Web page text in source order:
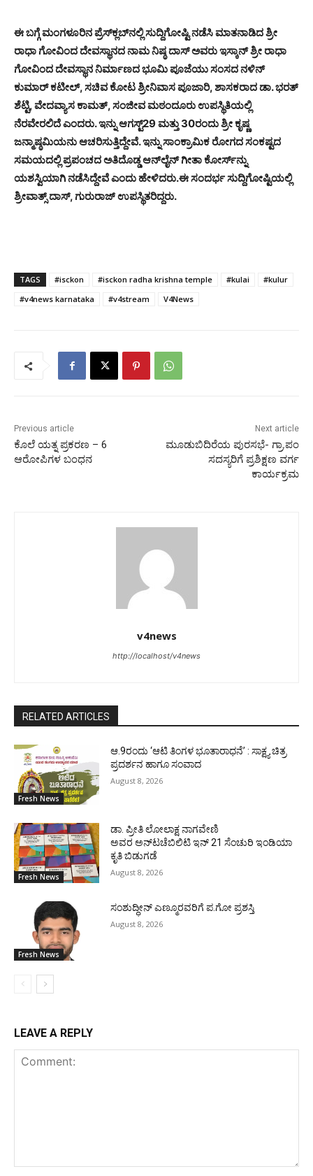
ಈ ಬಗ್ಗೆ ಮಂಗಳೂರಿನ ಪ್ರೆಸ್‌ಕ್ಲಬ್‌ನಲ್ಲಿ ಸುದ್ದಿಗೋಷ್ಟಿ ನಡೆಸಿ ಮಾತನಾಡಿದ ಶ್ರೀ
ರಾಧಾ ಗೋವಿಂದ ದೇವಸ್ಥಾನದ ನಾಮ ನಿಷ್ಠ ದಾಸ್ ಅವರು ಇಸ್ಕಾನ್ ಶ್ರೀ ರಾಧಾ
ಗೋವಿಂದ ದೇವಸ್ಥಾನ ನಿರ್ಮಾಣದ ಭೂಮಿ ಪೂಜೆಯು ಸಂಸದ ನಳಿನ್
ಕುಮಾರ್ ಕಟೀಲ್, ಸಚಿವ ಕೋಟ ಶ್ರೀನಿವಾಸ ಪೂಜಾರಿ, ಶಾಸಕರಾದ ಡಾ. ಭರತ್
ಶೆಟ್ಟಿ, ವೇದವ್ಯಾಸ ಕಾಮತ್, ಸಂಜೀವ ಮಠಂದೂರು ಉಪಸ್ಥಿತಿಯಲ್ಲಿ
ನೆರವೇರಲಿದೆ ಎಂದರು. ಇನ್ನು ಆಗಸ್ಟ್29 ಮತ್ತು 30ರಂದು ಶ್ರೀ ಕೃಷ್ಣ
ಜನ್ಮಾಷ್ಠಮಿಯನು ಆಚರಿಸುತ್ತಿದ್ದೇವೆ. ಇನ್ನು ಸಾಂಕ್ರಾಮಿಕ ರೋಗದ ಸಂಕಷ್ಟದ
ಸಮಯದಲ್ಲಿ ಪ್ರಪಂಚದ ಅತಿದೊಡ್ಡ ಆನ್‌ಲೈನ್ ಗೀತಾ ಕೋರ್ಸ್‌ನ್ನು
ಯಶಸ್ವಿಯಾಗಿ ನಡೆಸಿದ್ದೇವೆ ಎಂದು ಹೇಳಿದರು.ಈ ಸಂದರ್ಭ ಸುದ್ದಿಗೋಷ್ಟಿಯಲ್ಲಿ
ಶ್ರೀವಾತ್ಸ್ ದಾಸ್, ಗುರುರಾಜ್ ಉಪಸ್ಥಿತರಿದ್ದರು.
TAGS #isckon #isckon radha krishna temple #kulai
#kulur
#v4news karnataka
#v4stream V4News
Previous article
ಕೊಲೆ ಯತ್ನ ಪ್ರಕರಣ – 6
ಆರೋಪಿಗಳ ಬಂಧನ
Next article
ಮೂಡುಬಿದಿರೆಯ ಪುರಸಭೆ- ಗ್ರಾ.ಪಂ
ಸದಸ್ಯರಿಗೆ ಪ್ರಶಿಕ್ಷಣ ವರ್ಗ
ಕಾರ್ಯಕ್ರಮ
v4news
http://localhost/v4news
RELATED ARTICLES
Fresh News
ಆ.9ರಂದು ‘ಆಟಿ ತಿಂಗಳ ಭೂತಾರಾಧನೆ’ : ಸಾಕ್ಷ್ಯ ಚಿತ್ರ
ಪ್ರದರ್ಶನ ಹಾಗೂ ಸಂವಾದ
August 8, 2026
Fresh News
ಡಾ. ಪ್ರೀತಿ ಲೋಲಾಕ್ಷ ನಾಗವೇಣಿ
ಅವರ ಅನ್‌ಟಚೆಬಿಲಿಟಿ ಇನ್ 21 ಸೆಂಚುರಿ ಇಂಡಿಯಾ
ಕೃತಿ ಬಿಡುಗಡೆ
August 8, 2026
Fresh News
ಸಂಶುದ್ಧೀನ್ ಎಣ್ಮೂರವರಿಗೆ ಪ.ಗೋ ಪ್ರಶಸ್ತಿ
August 8, 2026
LEAVE A REPLY